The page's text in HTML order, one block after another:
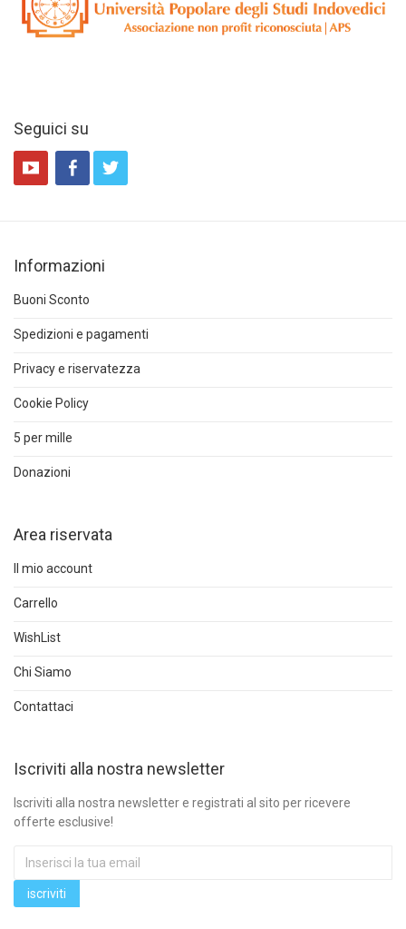
Seguici su
Informazioni
Buoni Sconto
Spedizioni e pagamenti
Privacy e riservatezza
Cookie Policy
5 per mille
Donazioni
Area riservata
Il mio account
Carrello
WishList
Chi Siamo
Contattaci
Iscriviti alla nostra newsletter
Iscriviti alla nostra newsletter e registrati al sito per ricevere
offerte esclusive!